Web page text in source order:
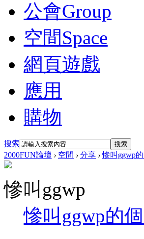
公會Group
空間Space
網頁遊戲
應用
購物
搜索 搜索
2000FUN論壇 › 空間 › 分享 › 慘叫ggwp
慘叫ggwp
慘叫ggwp的